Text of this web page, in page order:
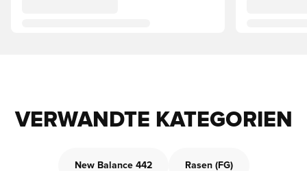
VERWANDTE KATEGORIEN
New Balance 442 Rasen (FG)